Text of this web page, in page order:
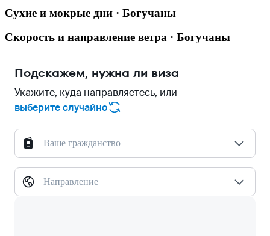
Сухие и мокрые дни · Богучаны
Скорость и направление ветра · Богучаны
Подскажем, нужна ли виза
Укажите, куда направляетесь, или
выберите случайно
Ваше гражданство
Направление